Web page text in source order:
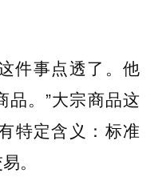
件事点透了。他
品。”大宗商品这
特定含义：标准
。